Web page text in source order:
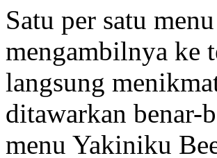
Satu per satu
mengambilnya ke
langsung
ditawarkan benar-
menu Yakiniku